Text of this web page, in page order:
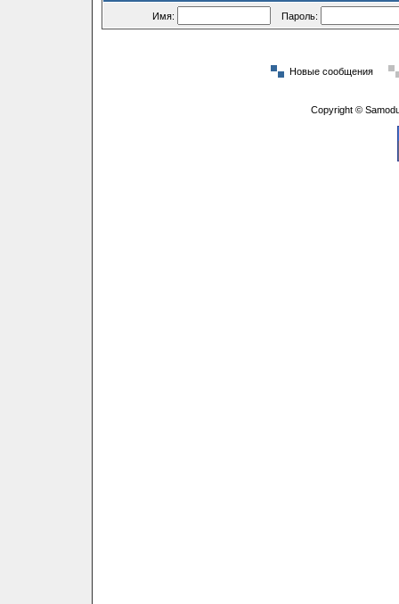
Имя: Пароль:
Новые сообщения
Copyright ©